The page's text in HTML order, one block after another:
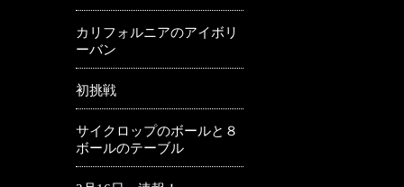
カリフォルニアのアイボリ
ーバン
初挑戦
サイクロップのボールと８
ボールのテーブル